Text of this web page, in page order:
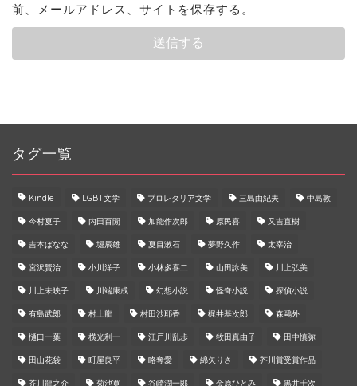
前、メールアドレス、サイトを保存する。
タグ一覧
Kindle LGBT文学 プロレタリア文学 三島由紀夫 中島敦
今村夏子 内田百閒 加能作次郎 原民喜 又吉直樹
吉本ばなな 堀辰雄 夏目漱石 夢野久作 太宰治
宮沢賢治 小川洋子 小林多喜二 山田詠美 川上弘美
川上未映子 川端康成 幻想小説 怪奇小説 探偵小説
有島武郎 村上龍 村田沙耶香 梶井基次郎 森鷗外
樋口一葉 横光利一 江戸川乱歩 牧田真由子 田中慎弥
田山花袋 町屋良平 略奪愛 綿矢りさ 芥川賞受賞作品
芥川龍之介 菊池寛 谷崎潤一郎 金原ひとみ 黒井千次